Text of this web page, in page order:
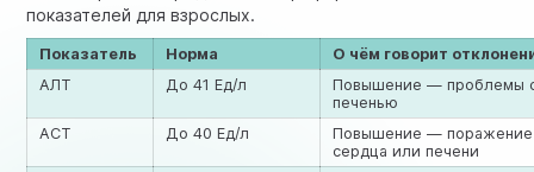
показателей для взрослых.
Показатель Норма
О чём говорит
АЛТ
До 41 Ед/л
Повышение — проблемы
печенью
АСТ
До 40 Ед/л
Повышение — поражение
сердца или печени